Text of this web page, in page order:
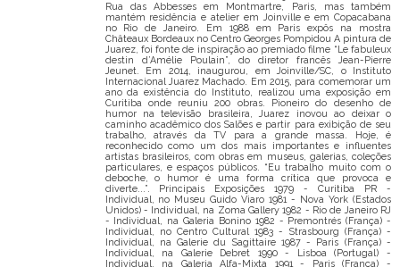
Rua das Abbesses em Montmartre, Paris, mas também
mantém residência e atelier em Joinville e em Copacabana
no Rio de Janeiro. Em 1988 em Paris expôs na mostra
Châteaux Bordeaux no Centro Georges Pompidou A pintura de
Juarez, foi fonte de inspiração ao premiado filme “Le fabuleux
destin d’Amélie Poulain”, do diretor francês Jean-Pierre
Jeunet. Em 2014, inaugurou, em Joinville/SC, o Instituto
Internacional Juarez Machado. Em 2015, para comemorar um
ano da existência do Instituto, realizou uma exposição em
Curitiba onde reuniu 200 obras. Pioneiro do desenho de
humor na televisão brasileira, Juarez inovou ao deixar o
caminho acadêmico dos Salões e partir para exibição de seu
trabalho, através da TV para a grande massa. Hoje, é
reconhecido como um dos mais importantes e influentes
artistas brasileiros, com obras em museus, galerias, coleções
particulares, e espaços públicos. “Eu trabalho muito com o
deboche, o humor é uma forma crítica que provoca e
diverte...”. Principais Exposições 1979 - Curitiba PR -
Individual, no Museu Guido Viaro 1981 - Nova York (Estados
Unidos) - Individual, na Zoma Gallery 1982 - Rio de Janeiro RJ
- Individual, na Galeria Bonino 1982 - Premontrés (França) -
Individual, no Centro Cultural 1983 - Strasbourg (França) -
Individual, na Galerie du Sagittaire 1987 - Paris (França) -
Individual, na Galerie Debret 1990 - Lisboa (Portugal) -
Individual, na Galeria Alfa-Mixta 1991 - Paris (França) -